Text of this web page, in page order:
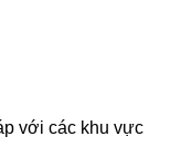
với các khu vực